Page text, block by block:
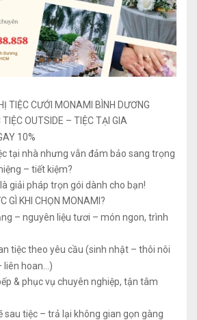
TIỆC CƯỚI MONAMI BÌNH DƯƠNG
TIỆC OUTSIDE – TIỆC TẠI GIA
10%
tại nhà nhưng vẫn đảm bảo sang trọng
– tiết kiệm?
giải pháp trọn gói dành cho bạn!
GÌ KHI CHỌN MONAMI?
– nguyên liệu tươi – món ngon, trình
tiệc theo yêu cầu (sinh nhật – thôi nôi
liên hoan…)
& phục vụ chuyên nghiệp, tận tâm
sau tiệc – trả lại không gian gọn gàng